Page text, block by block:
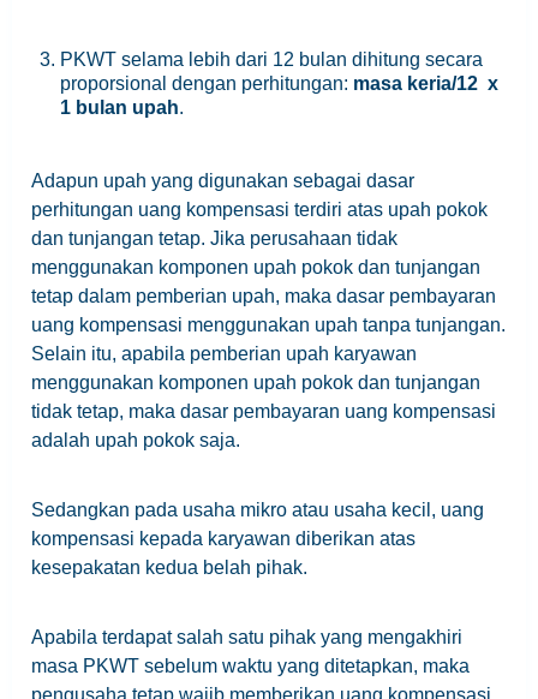
PKWT selama lebih dari 12 bulan dihitung secara
proporsional dengan perhitungan: masa keria/12 x
1 bulan upah.
Adapun upah yang digunakan sebagai dasar
perhitungan uang kompensasi terdiri atas upah pokok
dan tunjangan tetap. Jika perusahaan tidak
menggunakan komponen upah pokok dan tunjangan
tetap dalam pemberian upah, maka dasar pembayaran
uang kompensasi menggunakan upah tanpa tunjangan.
Selain itu, apabila pemberian upah karyawan
menggunakan komponen upah pokok dan tunjangan
tidak tetap, maka dasar pembayaran uang kompensasi
adalah upah pokok saja.
Sedangkan pada usaha mikro atau usaha kecil, uang
kompensasi kepada karyawan diberikan atas
kesepakatan kedua belah pihak.
Apabila terdapat salah satu pihak yang mengakhiri
masa PKWT sebelum waktu yang ditetapkan, maka
pengusaha tetap wajib memberikan uang kompensasi